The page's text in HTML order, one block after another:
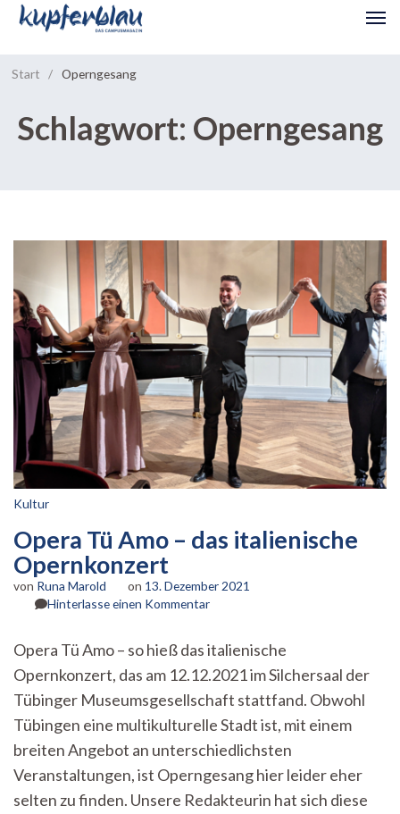
Start / Operngesang
Schlagwort: Operngesang
Kultur
Opera Tü Amo – das italienische
Opernkonzert
von Runa Marold on 13. Dezember 2021
Hinterlasse einen Kommentarzu
Amo
–
das
italienische
Opernkonzert
Opera Tü Amo – so hieß das italienische
Opernkonzert, das am 12.12.2021 im Silchersaal der
Tübinger Museumsgesellschaft stattfand. Obwohl
Tübingen eine multikulturelle Stadt ist, mit einem
breiten Angebot an unterschiedlichsten
Veranstaltungen, ist Operngesang hier leider eher
selten zu finden. Unsere Redakteurin hat sich diese